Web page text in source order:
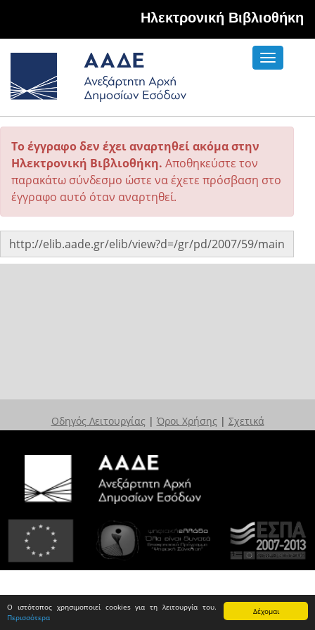
Δέχομαι
Ο ιστότοπος χρησιμοποιεί cookies για τη λειτουργία του.
Περισσότερα
Hλεκτρονική Βιβλιοθήκη
Toggle
Το έγγραφο δεν έχει αναρτηθεί ακόμα στην
Ηλεκτρονική Βιβλιοθήκη. Αποθηκεύστε τον
παρακάτω σύνδεσμο ώστε να έχετε πρόσβαση στο
έγγραφο αυτό όταν αναρτηθεί.
Οδηγός Λειτουργίας | Όροι Χρήσης | Σχετικά